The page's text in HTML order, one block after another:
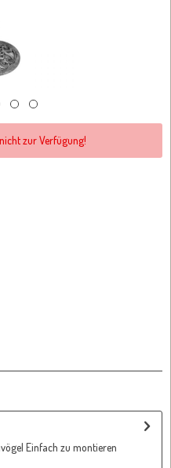
zur Verfügung!
Einfach zu montieren